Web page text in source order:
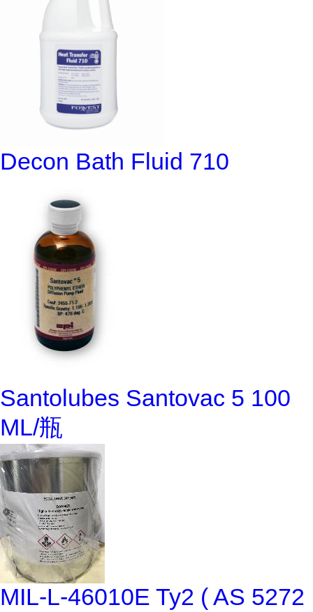
Decon Bath Fluid 710
Santolubes Santovac 5 100
ML/瓶
MIL-L-46010E Ty2 ( AS 5272